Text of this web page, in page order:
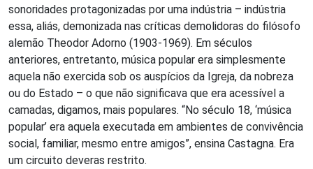
sonoridades protagonizadas por uma indústria – indústria
essa, aliás, demonizada nas críticas demolidoras do filósofo
alemão Theodor Adorno (1903-1969). Em séculos
anteriores, entretanto, música popular era simplesmente
aquela não exercida sob os auspícios da Igreja, da nobreza
ou do Estado – o que não significava que era acessível a
camadas, digamos, mais populares. “No século 18, ‘música
popular’ era aquela executada em ambientes de convivência
social, familiar, mesmo entre amigos”, ensina Castagna. Era
um circuito deveras restrito.